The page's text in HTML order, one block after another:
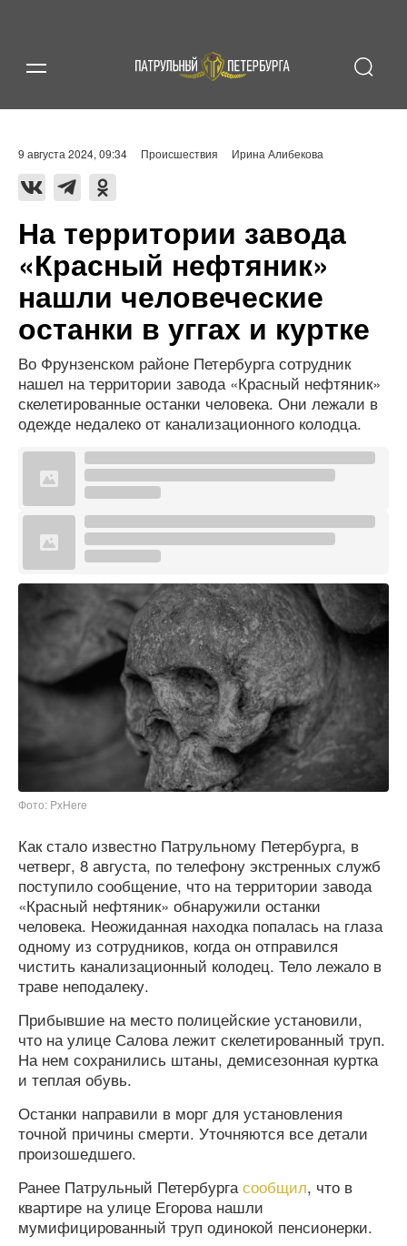
9 августа 2024, 09:34 Происшествия Ирина Алибекова
На территории завода
«Красный нефтяник»
нашли человеческие
останки в уггах и куртке
Во Фрунзенском районе Петербурга сотрудник
нашел на территории завода «Красный нефтяник»
скелетированные останки человека. Они лежали в
одежде недалеко от канализационного колодца.
Фото: PxHere
Как стало известно Патрульному Петербурга, в
четверг, 8 августа, по телефону экстренных служб
поступило сообщение, что на территории завода
«Красный нефтяник» обнаружили останки
человека. Неожиданная находка попалась на глаза
одному из сотрудников, когда он отправился
чистить канализационный колодец. Тело лежало в
траве неподалеку.
Прибывшие на место полицейские установили,
что на улице Салова лежит скелетированный труп.
На нем сохранились штаны, демисезонная куртка
и теплая обувь.
Останки направили в морг для установления
точной причины смерти. Уточняются все детали
произошедшего.
Ранее Патрульный Петербургасообщил, что в
квартире на улице Егорова нашли
мумифицированный труп одинокой пенсионерки.